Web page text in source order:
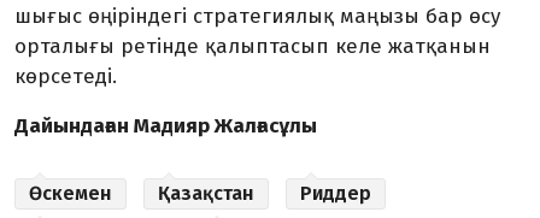
шығыс өңіріндегі стра­тегиялық маңызы бар өсу
орта­лығы ретінде қалыпта­сып келе жатқанын
көрсетеді.
Дайындаған Мадияр Жалғасұлы
Өскемен Қазақстан
Риддер